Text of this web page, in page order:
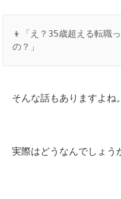
👦「え？35歳超える転職
の？」
そんな話もありますよね。
実際はどうなんでしょう